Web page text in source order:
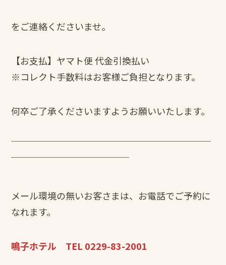
をご連絡くださいませ。
【お支払】ヤマト便 代金引換払い
※コレクト手数料はお客様ご負担となります。
何卒ご了承くださいますようお願いいたします。
￣￣￣￣￣￣￣￣￣￣￣￣￣￣￣￣￣￣￣￣￣￣
￣￣￣￣￣￣￣￣￣￣￣￣￣
メール環境の無いお客さまは、お電話でご予約に
なれます。
鳴子ホテル TEL 0229-83-2001